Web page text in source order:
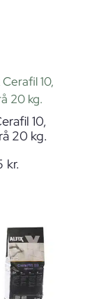
10,
20 kg.
kr.